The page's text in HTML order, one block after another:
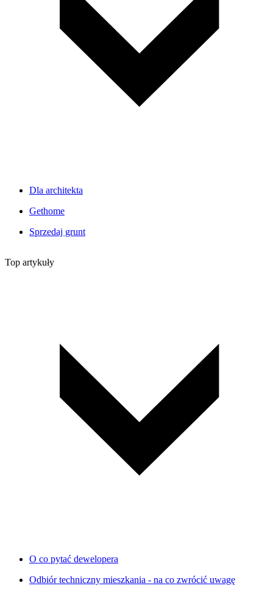
Dla architekta
Gethome
Sprzedaj grunt
Top artykuły
O co pytać dewelopera
Odbiór techniczny mieszkania - na co zwrócić uwagę